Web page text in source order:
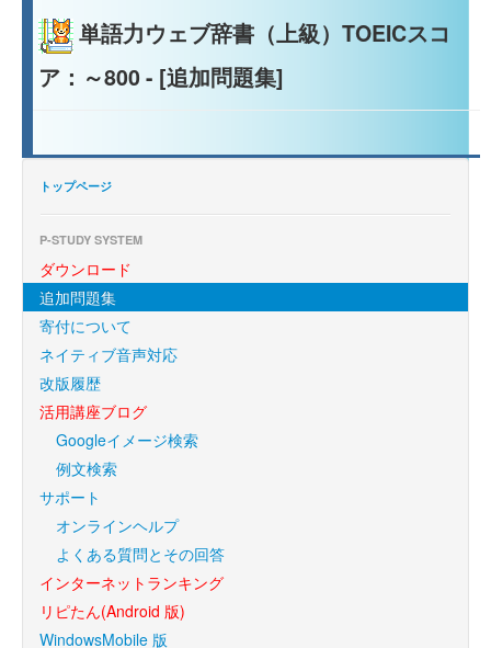
単語力ウェブ辞書（上級）TOEICスコ
ア：～800 - [追加問題集]
トップページ
P-STUDY SYSTEM
ダウンロード
追加問題集
寄付について
ネイティブ音声対応
改版履歴
活用講座ブログ
Googleイメージ検索
例文検索
サポート
オンラインヘルプ
よくある質問とその回答
インターネットランキング
リピたん(Android 版)
WindowsMobile 版